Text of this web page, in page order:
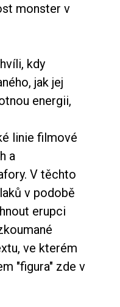
monster v
kdy
jak jej
energii,
linie filmové
a
V těchto
v podobě
erupci
ve kterém
"figura" zde v